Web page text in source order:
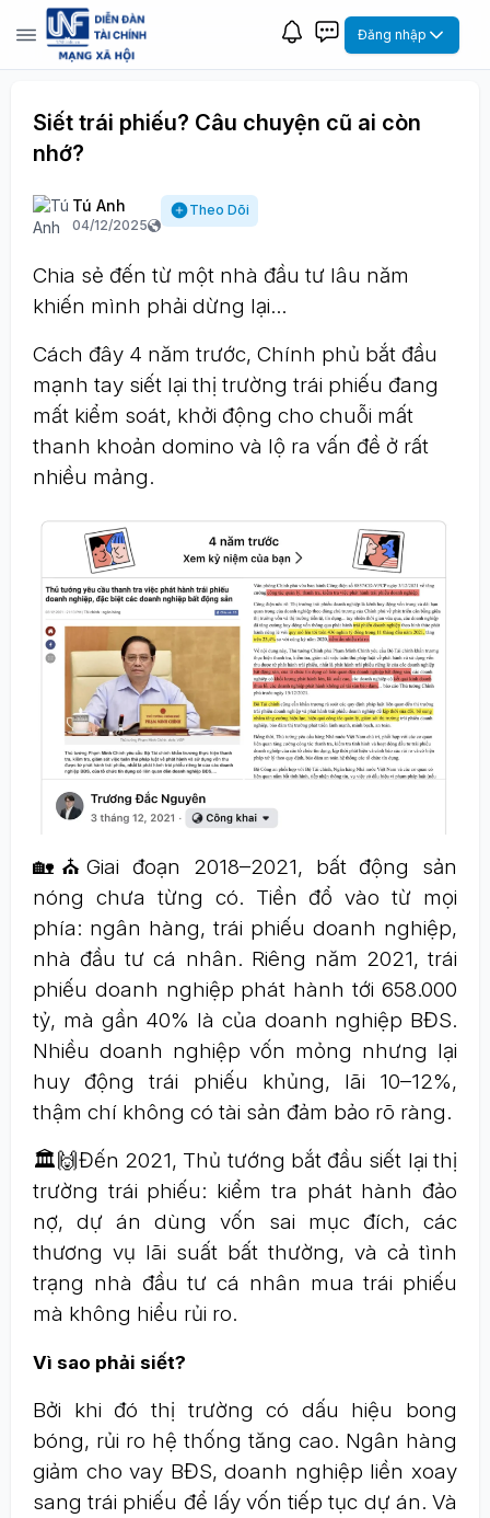
Đăng nhập
Siết trái phiếu? Câu chuyện cũ ai còn
nhớ?
Tú Anh
04/12/2025
Theo Dõi
Chia sẻ đến từ một nhà đầu tư lâu năm
khiến mình phải dừng lại...
Cách đây 4 năm trước, Chính phủ bắt đầu
mạnh tay siết lại thị trường trái phiếu đang
mất kiểm soát, khởi động cho chuỗi mất
thanh khoản domino và lộ ra vấn đề ở rất
nhiều mảng.
🏡⛪Giai đoạn 2018–2021, bất động sản
nóng chưa từng có. Tiền đổ vào từ mọi
phía: ngân hàng, trái phiếu doanh nghiệp,
nhà đầu tư cá nhân. Riêng năm 2021, trái
phiếu doanh nghiệp phát hành tới 658.000
tỷ, mà gần 40% là của doanh nghiệp BĐS.
Nhiều doanh nghiệp vốn mỏng nhưng lại
huy động trái phiếu khủng, lãi 10–12%,
thậm chí không có tài sản đảm bảo rõ ràng.
🏛🙌Đến 2021, Thủ tướng bắt đầu siết lại thị
trường trái phiếu: kiểm tra phát hành đảo
nợ, dự án dùng vốn sai mục đích, các
thương vụ lãi suất bất thường, và cả tình
trạng nhà đầu tư cá nhân mua trái phiếu
mà không hiểu rủi ro.
Vì sao phải siết?
Bởi khi đó thị trường có dấu hiệu bong
bóng, rủi ro hệ thống tăng cao. Ngân hàng
giảm cho vay BĐS, doanh nghiệp liền xoay
sang trái phiếu để lấy vốn tiếp tục dự án. Và